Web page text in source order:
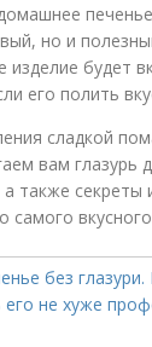
но и
будет
его полить
сладкой
вам глазурь
также секреты
самого